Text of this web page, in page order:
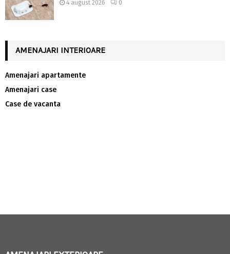
4 august 2026 0
AMENAJARI INTERIOARE
Amenajari apartamente
Amenajari case
Case de vacanta